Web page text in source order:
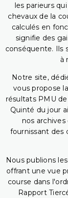
les parieurs
chevaux de la
calculés en
signifie des
conséquente. Ils
à
Notre site,
vous propose
résultats PMU
Quinté du jour
nos
fournissant des
Nous publions
offrant une vue
course dans
Rapport